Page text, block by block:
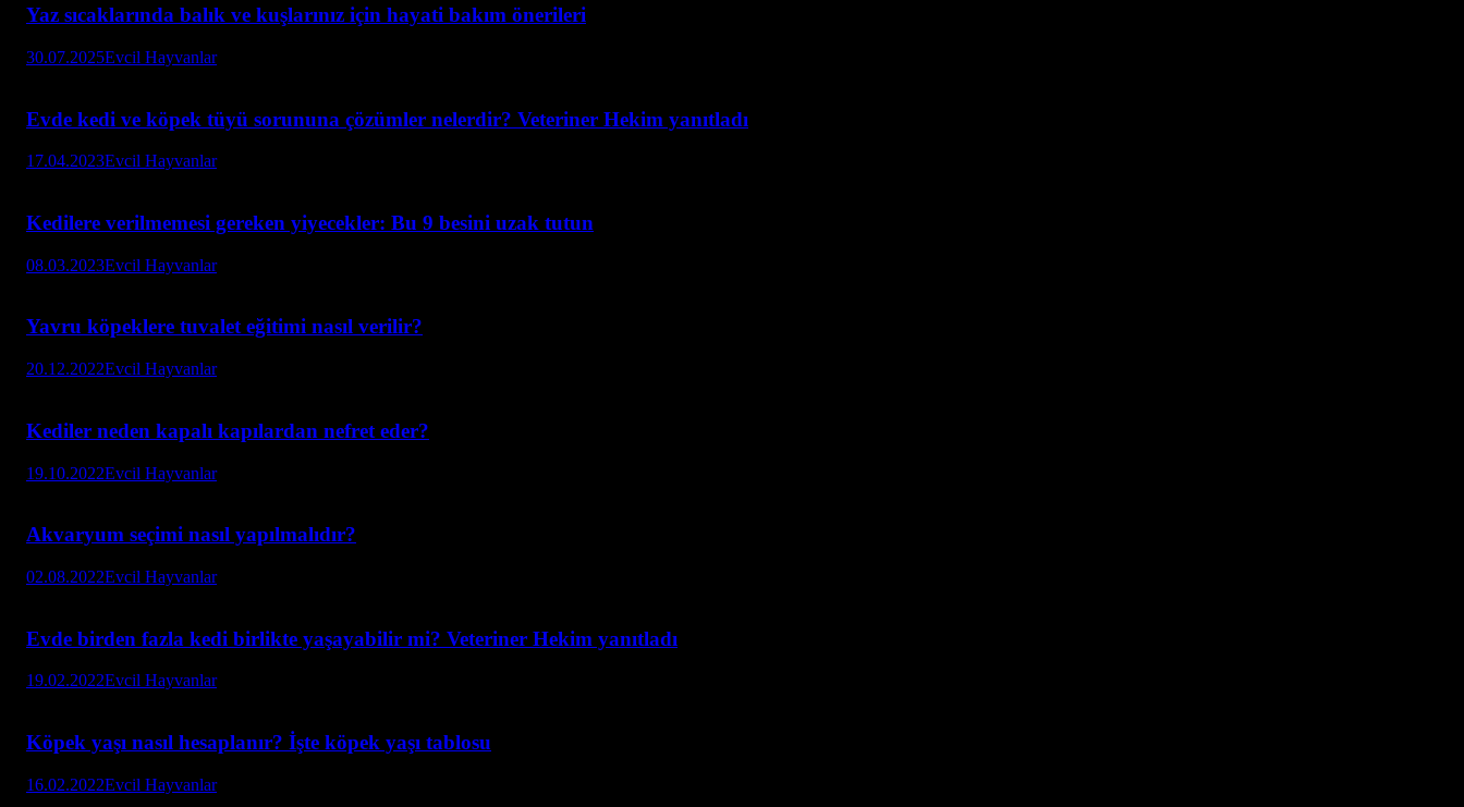
Yaz sıcaklarında balık ve kuşlarınız için hayati bakım önerileri
30.07.2025Evcil Hayvanlar
Evde kedi ve köpek tüyü sorununa çözümler nelerdir? Veteriner Hekim yanıtladı
17.04.2023Evcil Hayvanlar
Kedilere verilmemesi gereken yiyecekler: Bu 9 besini uzak tutun
08.03.2023Evcil Hayvanlar
Yavru köpeklere tuvalet eğitimi nasıl verilir?
20.12.2022Evcil Hayvanlar
Kediler neden kapalı kapılardan nefret eder?
19.10.2022Evcil Hayvanlar
Akvaryum seçimi nasıl yapılmalıdır?
02.08.2022Evcil Hayvanlar
Evde birden fazla kedi birlikte yaşayabilir mi? Veteriner Hekim yanıtladı
19.02.2022Evcil Hayvanlar
Köpek yaşı nasıl hesaplanır? İşte köpek yaşı tablosu
16.02.2022Evcil Hayvanlar